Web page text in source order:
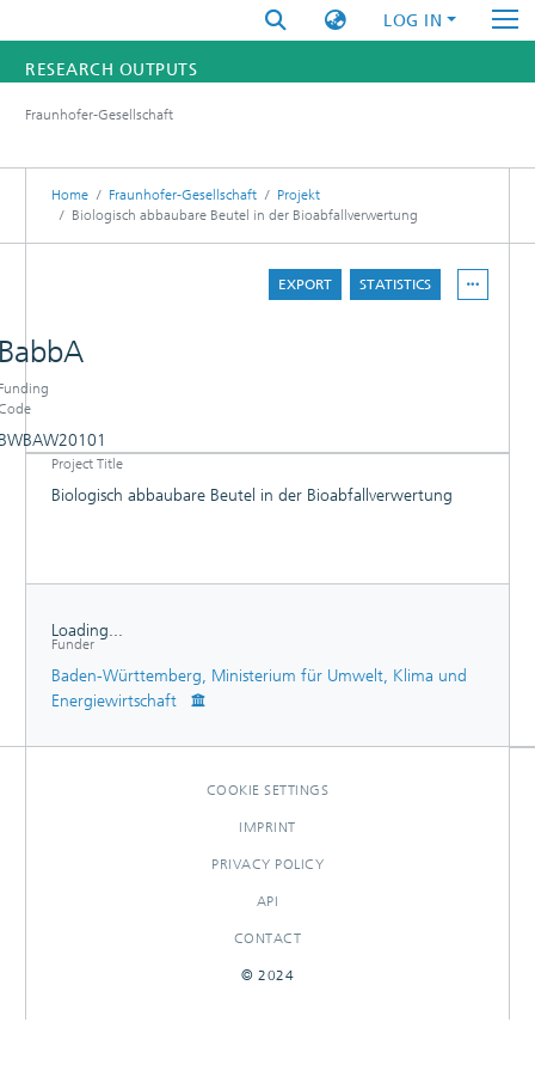
LOG IN
RESEARCH OUTPUTS
RESEARCHERS
INSTITUTES
Fraunhofer-Gesellschaft
Home Fraunhofer-Gesellschaft
Projekt
Biologisch abbaubare Beutel in der Bioabfallverwertung
EXPORT STATISTICS
DETAILS
RESULTS
Project Title
Biologisch abbaubare Beutel in der Bioabfallverwertung
Loading...
Loading...
Funder
Baden-Württemberg, Ministerium für Umwelt, Klima und
Energiewirtschaft
COOKIE SETTINGS
IMPRINT
PRIVACY POLICY
API
CONTACT
© 2024